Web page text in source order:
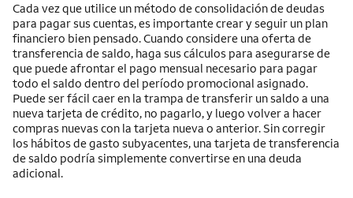
Cada vez que utilice un método de consolidación de deudas
para pagar sus cuentas, es importante crear y seguir un plan
financiero bien pensado. Cuando considere una oferta de
transferencia de saldo, haga sus cálculos para asegurarse de
que puede afrontar el pago mensual necesario para pagar
todo el saldo dentro del período promocional asignado.
Puede ser fácil caer en la trampa de transferir un saldo a una
nueva tarjeta de crédito, no pagarlo, y luego volver a hacer
compras nuevas con la tarjeta nueva o anterior. Sin corregir
los hábitos de gasto subyacentes, una tarjeta de transferencia
de saldo podría simplemente convertirse en una deuda
adicional.